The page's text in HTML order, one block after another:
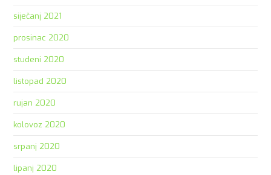
siječanj 2021
prosinac 2020
studeni 2020
listopad 2020
rujan 2020
kolovoz 2020
srpanj 2020
lipanj 2020